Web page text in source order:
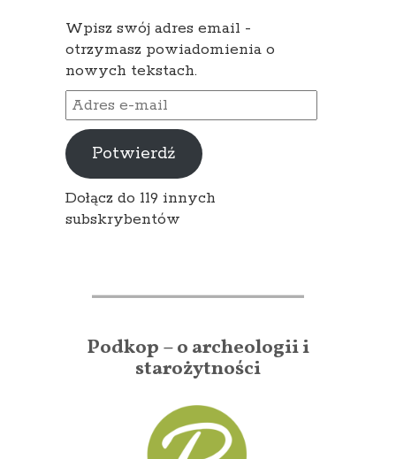
Wpisz swój adres email -
otrzymasz powiadomienia o
nowych tekstach.
Adres
e-
mail
Potwierdź
Dołącz do 119 innych
subskrybentów
Podkop – o archeologii i
starożytności